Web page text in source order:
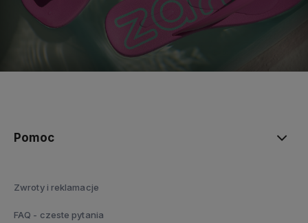
Pomoc
Zwroty i reklamacje
FAQ - czeste pytania